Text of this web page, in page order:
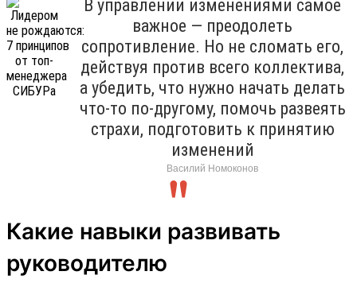
В управлении изменениями самое
важное — преодолеть
сопротивление. Но не сломать его,
действуя против всего коллектива,
а убедить, что нужно начать делать
что-то по-другому, помочь развеять
страхи, подготовить к принятию
изменений
Василий Номоконов
Какие навыки развивать
руководителю